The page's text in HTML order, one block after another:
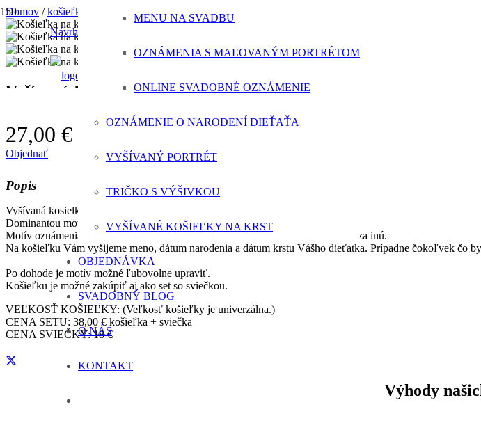
Návrh svadobného oznámenia ZADARMO
MENU NA SVADBU
OZNÁMENIA S MAĽOVANÝM PORTRÉTOM
ONLINE SVADOBNÉ OZNÁMENIE
OZNÁMENIE O NARODENÍ DIEŤAŤA
VYŠÍVANÝ PORTRÉT
TRIČKO S VÝŠIVKOU
VYŠÍVANÉ KOŠIEĽKY NA KRST
OBJEDNÁVKA
SVADOBNÝ BLOG
O NÁS
KONTAKT
Domov / košieľky Vyšívaná Košieľka na krst hory
Vyšívaná Košieľka na krst hory
27,00 € / košieľka
Objednať
Popis
Vyšívaná kosielka na krst hory pre tých, ktorí majú radi prírodu.
Dominantou motívu výšivky sú hory nad ktorými sa vznáša holubica.
Motív oznámenia je vyšitý niťou v zlatom odtieni. Farbu nite je možné vymeniť za inú.
Na košieľku Vám vyšijeme meno, dátum narodenia a dátum krstu Vášho dieťatka. Prípadne čokoľvek čo
Po dohode je motív možné ľubovolne upraviť.
Košieľku je možné zakúpiť aj ako set so sviečkou.
VEĽKOSŤ KOŠIEĽKY: (Veľkosť košieľky je univerzálna.)
CENA SETU: 38,00 € košieľka + sviečka
CENA SVIEČKY:18 €
Výhody